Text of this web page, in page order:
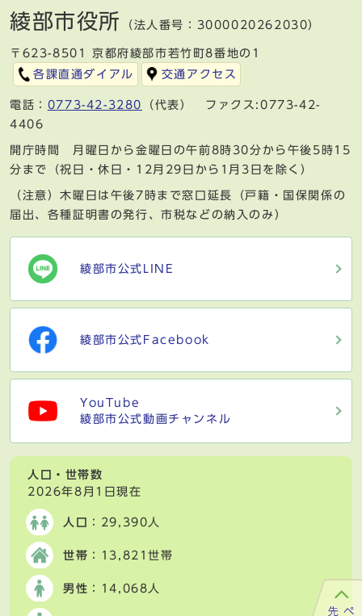
綾部市役所 （法人番号：3000020262030）
〒623-8501 京都府綾部市若竹町8番地の1
各課直通ダイアル
交通アクセス
電話： 0773-42-3280
（代表） ファクス:0773-42-
4406
開庁時間 月曜日から金曜日の午前8時30分から午後5時15
分まで（祝日・休日・12月29日から1月3日を除く）
（注意）木曜日は午後7時まで窓口延長（戸籍・国保関係の
届出、各種証明書の発行、市税などの納入のみ）
綾部市公式LINE
綾部市公式Facebook
YouTube
綾部市公式動画チャンネル
人口・世帯数
2026年8月1日現在
人口 ：29,390人
世帯 ：13,821世帯
男性 ：14,068人